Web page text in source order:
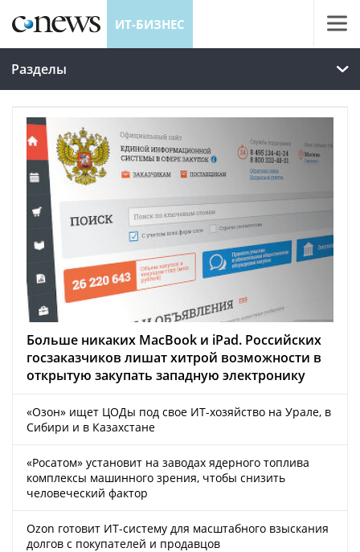
ИТ-БИЗНЕС
Разделы
Больше никаких MacBook и iPad. Российских
госзаказчиков лишат хитрой возможности в
открытую закупать западную электронику
«Озон» ищет ЦОДы под свое ИТ-хозяйство на Урале, в
Сибири и в Казахстане
«Росатом» установит на заводах ядерного топлива
комплексы машинного зрения, чтобы снизить
человеческий фактор
Ozon готовит ИТ-систему для масштабного взыскания
долгов с покупателей и продавцов